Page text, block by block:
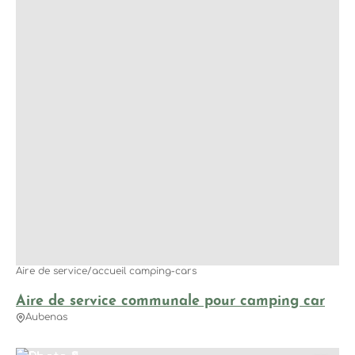
Aire de service communale pour camping car
Aire de service/accueil camping-cars
Aubenas